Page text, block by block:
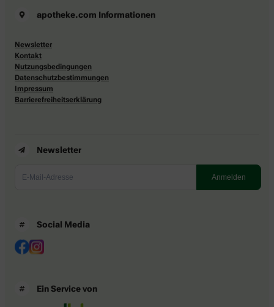
apotheke.com Informationen
Newsletter
Kontakt
Nutzungsbedingungen
Datenschutzbestimmungen
Impressum
Barrierefreiheitserklärung
Newsletter
Social Media
Ein Service von